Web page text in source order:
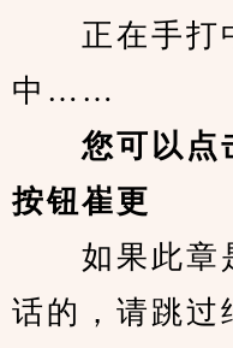
正在手打
中……
您可以点
按钮崔更
如果此章
话的，请跳过